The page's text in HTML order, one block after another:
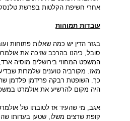
אחרי חשיפת הקלטות בפרשת
עובדות תמוהות
בגזר הדין יש כמה שאלות פתוחות
סובל, כיהנו בהרכב שזיכה את
המשפט המחוזי בירושלים מוסיה
מאז. מקורביה טוענים שלמרות
כך. השופטת רבקה פרידמן פלדמן
היה מקום להרשיע את אולמרט
אגב, מי שהעיד אז לטובתו של
קופת שרצים משלו, שטען בעדותו